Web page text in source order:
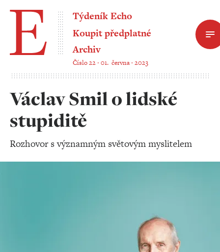
Týdeník Echo
Koupit předplatné
Archiv
Číslo 22 ‧ 01. června ‧ 2023
Václav Smil o lidské
stupiditě
Rozhovor s významným světovým myslitelem